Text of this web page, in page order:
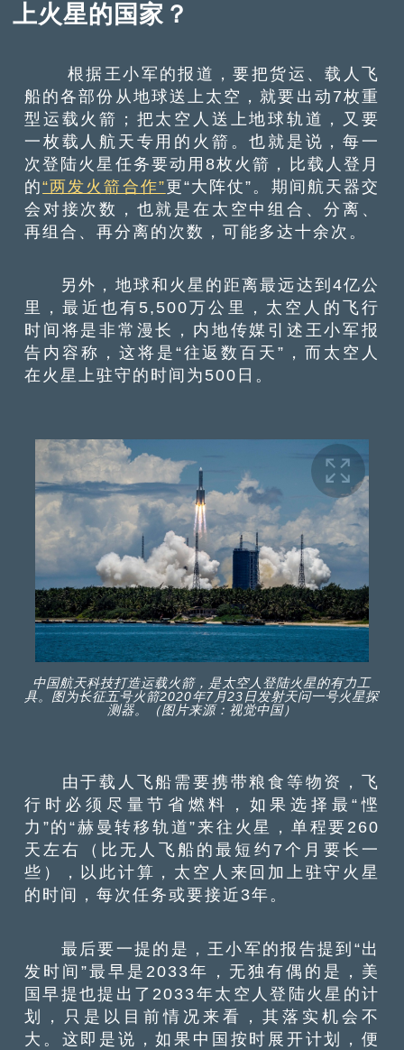
上火星的国家？
根据王小军的报道，要把货运、载人飞
船的各部份从地球送上太空，就要出动7枚重
型运载火箭；把太空人送上地球轨道，又要
一枚载人航天专用的火箭。也就是说，每一
次登陆火星任务要动用8枚火箭，比载人登月
的“两发火箭合作”更“大阵仗”。期间航天器交
会对接次数，也就是在太空中组合、分离、
再组合、再分离的次数，可能多达十余次。
另外，地球和火星的距离最远达到4亿公
里，最近也有5,500万公里，太空人的飞行
时间将是非常漫长，内地传媒引述王小军报
告内容称，这将是“往返数百天”，而太空人
在火星上驻守的时间为500日。
中国航天科技打造运载火箭，是太空人登陆火星的有力工
具。图为长征五号火箭2020年7月23日发射天问一号火星探
测器。（图片来源：视觉中国）
由于载人飞船需要携带粮食等物资，飞
行时必须尽量节省燃料，如果选择最“悭
力”的“赫曼转移轨道”来往火星，单程要260
天左右（比无人飞船的最短约7个月要长一
些），以此计算，太空人来回加上驻守火星
的时间，每次任务或要接近3年。
最后要一提的是，王小军的报告提到“出
发时间”最早是2033年，无独有偶的是，美
国早提也提出了2033年太空人登陆火星的计
划，只是以目前情况来看，其落实机会不
大。这即是说，如果中国按时展开计划，便